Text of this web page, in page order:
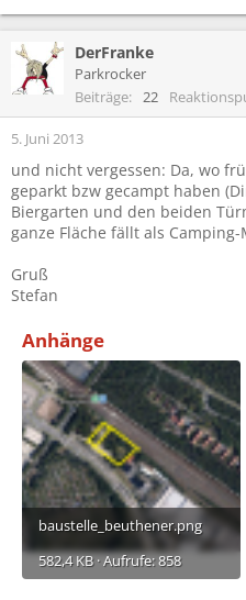
DerFranke
Parkrocker
Beiträge
22
5. Juni 2013
und nicht vergessen: Da, wo
geparkt bzw gecampt haben
Biergarten und den beiden
ganze Fläche fällt als
Gruß
Stefan
Anhänge
baustelle_beuthener.png
582,4 KB · Aufrufe: 858